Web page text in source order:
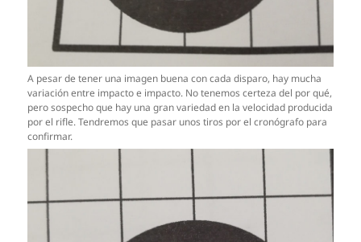
A pesar de tener una imagen buena con cada disparo, hay mucha
variación entre impacto e impacto. No tenemos certeza del por qué,
pero sospecho que hay una gran variedad en la velocidad producida
por el rifle. Tendremos que pasar unos tiros por el cronógrafo para
confirmar.